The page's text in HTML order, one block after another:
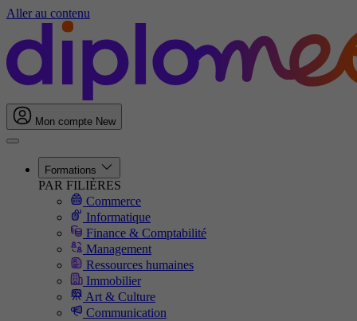
Aller au contenu
Mon compte New
Formations
PAR FILIÈRES
Commerce
Informatique
Finance & Comptabilité
Management
Ressources humaines
Immobilier
Art & Culture
Communication